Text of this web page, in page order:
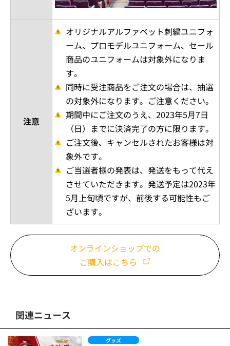
注意
オリジナルアルファベット刺繍ユニフォ
ーム、プロモデルユニフォーム、セール
商品のユニフォームは対象外になりま
す。
同時に受注商品をご注文の場合は、抽選
の対象外になります。ご注意ください。
期間中にご注文のうえ、2023年5月7日
（日）までに決済完了の方に限ります。
ご注文後、キャンセルされたお客様は対
象外です。
ご当選者様の発表は、発送をもって代え
させていただきます。発送予定は2023年
5月上旬頃ですが、前後する可能性もご
ざいます。
オンラインショップでの
ご購入はこちら
関連ニュース
グッズ